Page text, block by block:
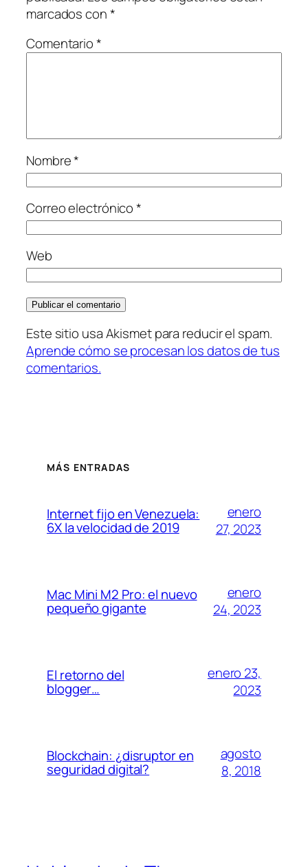
marcados con*
Comentario*
Nombre*
Correo electrónico*
Web
Este sitio usa Akismet para reducir el spam.
Aprende cómo se procesan los datos de tus
comentarios.
MÁS ENTRADAS
Internet fijo en Venezuela:
6X la velocidad de 2019
enero
27, 2023
Mac Mini M2 Pro: el nuevo
pequeño gigante
enero
24, 2023
El retorno del
blogger…
enero 23,
2023
Blockchain: ¿disruptor en
seguridad digital?
agosto
8, 2018